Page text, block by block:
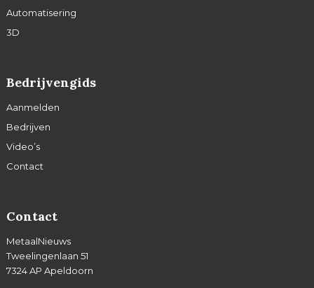
Automatisering
3D
Bedrijvengids
Aanmelden
Bedrijven
Video’s
Contact
Contact
MetaalNieuws
Tweelingenlaan 51
7324 AP Apeldoorn